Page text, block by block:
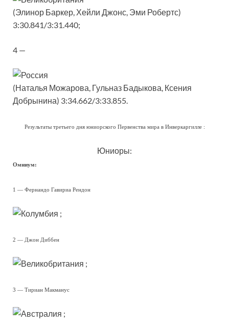
(Элинор Баркер, Хейли Джонс, Эми Робертс)
3:30.841/3:31.440;
4 —
(Наталья Можарова, Гульназ Бадыкова, Ксения
Добрынина) 3:34.662/3:33.855.
Результаты третьего дня юниорского Первенства мира в Инверкаргилле :
Юниоры:
Омниум:
1 — Фернандо Гавириа Рендон
;
2 — Джон Диббен
;
3 — Тириан Макманус
;